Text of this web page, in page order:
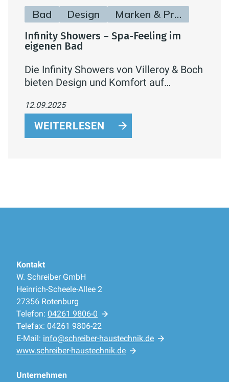
Bad Design Marken & Produkte
Infinity Showers – Spa-Feeling im
eigenen Bad
Die Infinity Showers von Villeroy & Boch
bieten Design und Komfort auf
Kopfbrausen mit verschiedenen
Strahlarten, Thermostate mit CoolTap
Technologie und edle Oberflächen in
12.09.2025
WEITERLESEN
Kontakt
W. Schreiber GmbH
Heinrich-Scheele-Allee 2
27356 Rotenburg
Telefon: 04261 9806-0
Telefax: 04261 9806-22
E-Mail: info@schreiber-haustechnik.de
www.schreiber-haustechnik.de
Unternehmen